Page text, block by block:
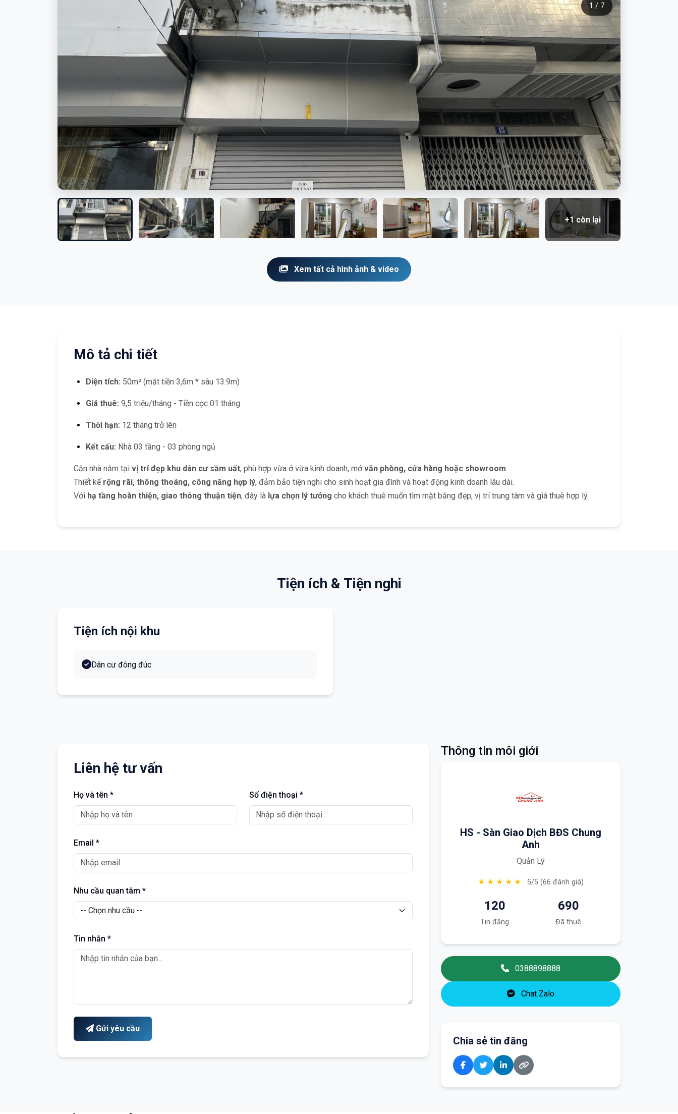
1 / 7
+1 còn lại
Xem tất cả hình ảnh & video
Mô tả chi tiết
Diện tích: 50m² (mặt tiền 3,6m * sâu 13.9m)
Giá thuê: 9,5 triệu/tháng - Tiền cọc 01 tháng
Thời hạn: 12 tháng trở lên
Kết cấu: Nhà 03 tầng - 03 phòng ngủ
Căn nhà nằm tại vị trí đẹp khu dân cư sầm uất, phù hợp vừa ở vừa kinh doanh, mởvăn phòng, cửa hàng hoặc showroom.
Thiết kế rộng rãi, thông thoáng, công năng hợp lý, đảm bảo tiện nghi cho sinh hoạt gia đình và hoạt động kinh doanh lâu dài.
Với hạ tầng hoàn thiện, giao thông thuận tiện, đây là lựa chọn lý tưởng cho khách thuê muốn tìm mặt bằng đẹp, vị trí trung tâm và giá thuê hợp lý.
Tiện ích & Tiện nghi
Tiện ích nội khu
Dân cư đông đúc
Liên hệ tư vấn
Họ và tên * Số điện thoại *
Email *
Nhu cầu quan tâm *
Tin nhắn *
Gửi yêu cầu
Thông tin môi giới
HS - Sàn Giao Dịch BĐS Chung
Anh
Quản Lý
★ ★ ★ ★ ★ 5/5 (66 đánh giá)
120
Tin đăng
690
Đã thuê
0388898888
Chat Zalo
Chia sẻ tin đăng